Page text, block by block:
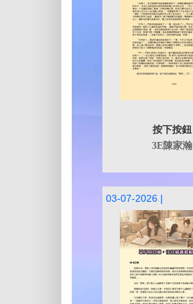
按下按鈕
3E陳家瀚
03-07-2026 |